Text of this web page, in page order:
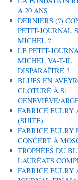
A 20 ANS
DERNIERS (?)
PETIT-JOURNAL
MICHEL ?
LE PETIT-
MICHEL VA-T-IL
DISPARAÎTRE ?
BLUES EN
CLOTURÉ À St
GENEVIÈVE/
FABRICE EULRY
(SUITE)
FABRICE EULRY
CONCERT À
TROPHÉES DU
LAURÉATS
FABRICE EULRY